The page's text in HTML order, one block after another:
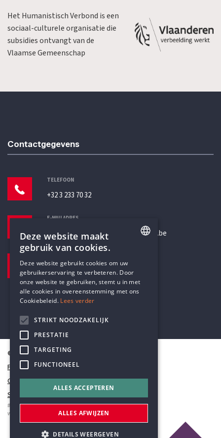
Het Humanistisch Verbond is een
sociaal-culturele organisatie die
subsidies ontvangt van de
Vlaamse Gemeenschap
Contactgegevens
TELEFOON
+32 3 233 70 32
E-MAILADRES
secretariaat@humanistischverbond.be
Pottenbrug 4
Antwerpen, 2000
© Humanistisch Verbond 2026
Privacy
Cookiestatement
Sitemap
#codedwithlove byCodelines
webapplicaties
mobiele apps&maatwerk websites
DUTCH
Deze website maakt
gebruik van cookies.
Deze website gebruikt cookies om uw
gebruikerservaring te verbeteren. Door
onze website te gebruiken, stemt u in met
alle cookies in overeenstemming met ons
Cookiebeleid. Lees verder
STRIKT NOODZAKELIJK
PRESTATIE
TARGETING
FUNCTIONEEL
ALLES ACCEPTEREN
ALLES AFWIJZEN
DETAILS WEERGEVEN